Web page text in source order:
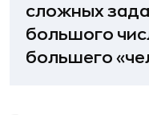
сложных
большого
большего